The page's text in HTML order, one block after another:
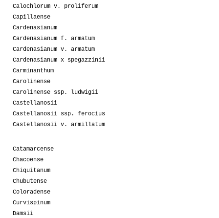
Calochlorum v. proliferum
Capillaense
Cardenasianum
Cardenasianum f. armatum
Cardenasianum v. armatum
Cardenasianum x spegazzinii
Carminanthum
Carolinense
Carolinense ssp. ludwigii
Castellanosii
Castellanosii ssp. ferocius
Castellanosii v. armillatum
Catamarcense
Chacoense
Chiquitanum
Chubutense
Coloradense
Curvispinum
Damsii